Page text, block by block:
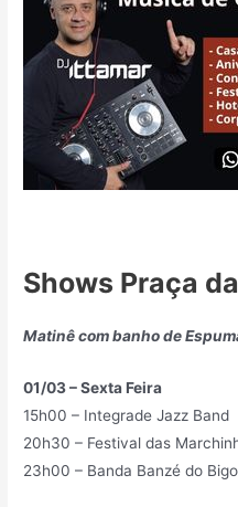
Shows Praça
Matinê com banho de
01/03 – Sexta Feira
15h00 – Integrade Jazz Band
20h30 – Festival das
23h00 – Banda Banzé do